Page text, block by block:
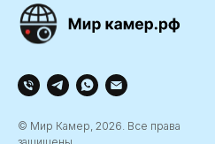
© Мир Камер, 2026. Все права